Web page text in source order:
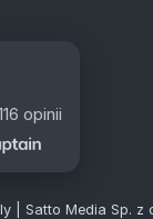
opinii
| Satto Media Sp. z